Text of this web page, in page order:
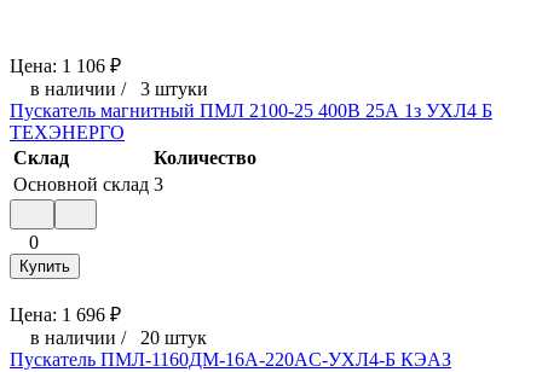
Цена: 1 106 ₽
в наличии / 3 штуки
Пускатель магнитный ПМЛ 2100-25 400В 25А 1з УХЛ4 Б
ТЕХЭНЕРГО
Склад
Количество
Основной склад 3
0
Купить
Цена: 1 696 ₽
в наличии / 20 штук
Пускатель ПМЛ-1160ДМ-16А-220AC-УХЛ4-Б КЭАЗ